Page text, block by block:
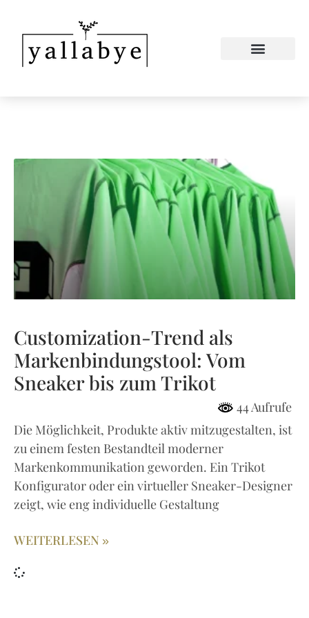
Customization-Trend als
Markenbindungstool: Vom
Sneaker bis zum Trikot
44 Aufrufe
Die Möglichkeit, Produkte aktiv mitzugestalten, ist
zu einem festen Bestandteil moderner
Markenkommunikation geworden. Ein Trikot
Konfigurator oder ein virtueller Sneaker-Designer
zeigt, wie eng individuelle Gestaltung
WEITERLESEN »